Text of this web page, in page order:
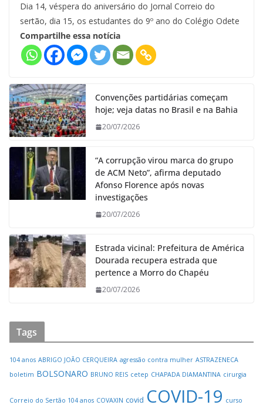
Dia 14, véspera do aniversário do Jornal Correio do
sertão, dia 15, os estudantes do 9º ano do Colégio Odete
Compartilhe essa notícia
Convenções partidárias começam
hoje; veja datas no Brasil e na Bahia
20/07/2026
“A corrupção virou marca do grupo
de ACM Neto”, afirma deputado
Afonso Florence após novas
investigações
20/07/2026
Estrada vicinal: Prefeitura de América
Dourada recupera estrada que
pertence a Morro do Chapéu
20/07/2026
Tags
104 anos ABRIGO JOÃO CERQUEIRA agressão contra mulher ASTRAZENECA
boletim BOLSONARO BRUNO REIS cetep CHAPADA DIAMANTINA cirurgia
Correio do Sertão 104 anos COVAXIN covid COVID-19 curso